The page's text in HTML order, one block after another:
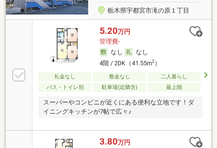
栃木県宇都宮市滝の原１丁目
5.20万円
管理費-
なし
なし
4階 / 2DK（41.55m2）
礼金なし 敷金なし
二人暮らし
バス・トイレ別
駐車場(近隣含) 最上階
スーパーやコンビニが近くにある便利な立地です！ダ
イニングキッチンが7帖で広々♪
3.80万円